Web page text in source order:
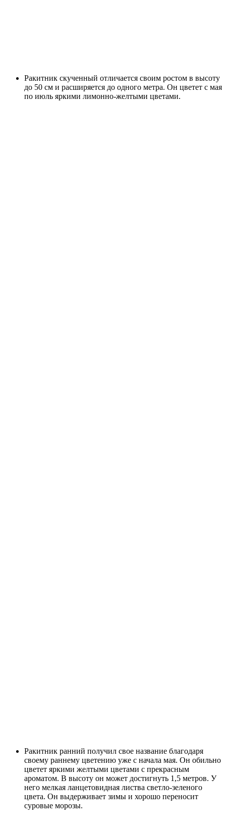
Ракитник скученный отличается своим ростом в высоту
до 50 см и расширяется до одного метра. Он цветет с мая
по июль яркими лимонно-желтыми цветами.
Ракитник ранний получил свое название благодаря
своему раннему цветению уже с начала мая. Он обильно
цветет яркими желтыми цветами с прекрасным
ароматом. В высоту он может достигнуть 1,5 метров. У
него мелкая ланцетовидная листва светло-зеленого
цвета. Он выдерживает зимы и хорошо переносит
суровые морозы.